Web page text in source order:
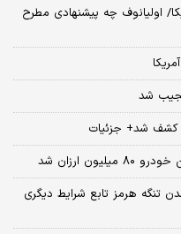
اولیانوف چه پیشنهادی مطرح
شد
ارزان شد
تنگه هرمز تابع شرایط دیگری